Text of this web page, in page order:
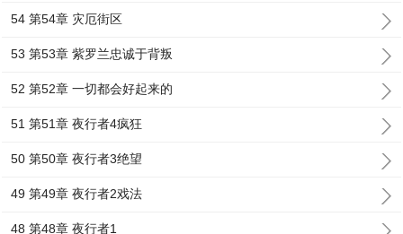
54 第54章 灾厄街区
53 第53章 紫罗兰忠诚于背叛
52 第52章 一切都会好起来的
51 第51章 夜行者4疯狂
50 第50章 夜行者3绝望
49 第49章 夜行者2戏法
48 第48章 夜行者1